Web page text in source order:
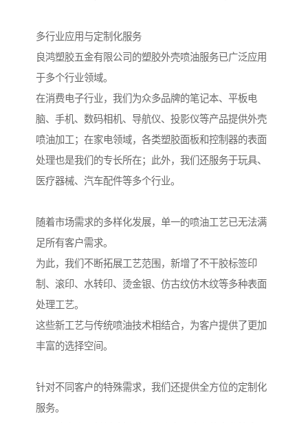
多行业应用与定制化服务
良鸿塑胶五金有限公司的塑胶外壳喷油服务已广泛应用
于多个行业领域。
在消费电子行业，我们为众多品牌的笔记本、平板电
脑、手机、数码相机、导航仪、投影仪等产品提供外壳
喷油加工；在家电领域，各类塑胶面板和控制器的表面
处理也是我们的专长所在；此外，我们还服务于玩具、
医疗器械、汽车配件等多个行业。
随着市场需求的多样化发展，单一的喷油工艺已无法满
足所有客户需求。
为此，我们不断拓展工艺范围，新增了不干胶标签印
制、滚印、水转印、烫金银、仿古纹仿木纹等多种表面
处理工艺。
这些新工艺与传统喷油技术相结合，为客户提供了更加
丰富的选择空间。
针对不同客户的特殊需求，我们还提供全方位的定制化
服务。